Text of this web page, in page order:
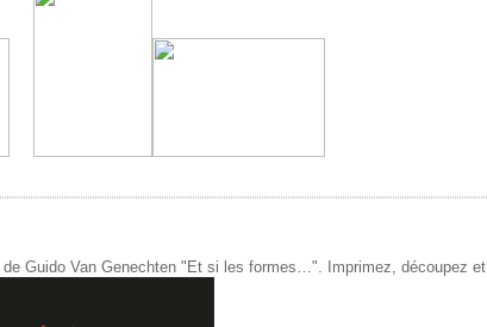
Guido Van Genechten "Et si les formes…". Imprimez, découpez et